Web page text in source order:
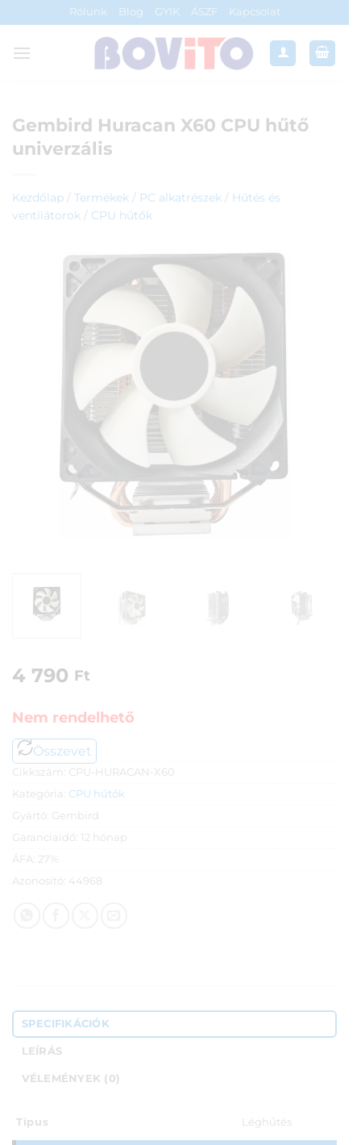
to
content
Rólunk Blog GYIK ÁSZF Kapcsolat
Gembird Huracan X60 CPU hűtő
univerzális
Kezdőlap / Termékek / PC alkatrészek / Hűtés és
ventilátorok / CPU hűtők
4 790 Ft
Nem rendelhető
Összevet
Cikkszám: CPU-HURACAN-X60
Kategória: CPU hűtők
Gyártó: Gembird
Garanciaidő: 12 hónap
ÁFA: 27%
Azonosító: 44968
SPECIFIKÁCIÓK
LEÍRÁS
VÉLEMÉNYEK (0)
Típus Léghűtés